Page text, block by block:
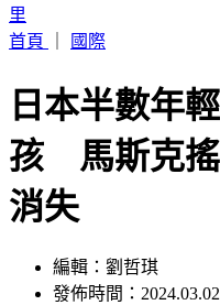
判6月
首頁
國際
日本半數年
孩 馬斯克搖
消失
編輯：劉哲琪
發佈時間：